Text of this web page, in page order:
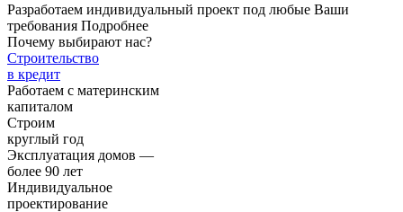
Разработаем индивидуальный проект под любые Ваши
требования Подробнее
Почему выбирают нас?
Строительство
в кредит
Работаем с материнским
капиталом
Строим
круглый год
Эксплуатация домов —
более 90 лет
Индивидуальное
проектирование